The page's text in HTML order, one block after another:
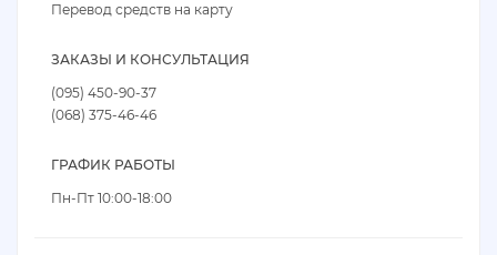
Перевод средств на карту
ЗАКАЗЫ И КОНСУЛЬТАЦИЯ
(095) 450-90-37
(068) 375-46-46
ГРАФИК РАБОТЫ
Пн-Пт 10:00-18:00